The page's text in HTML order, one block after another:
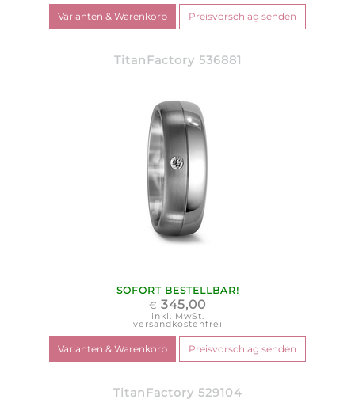
TitanFactory 536881
SOFORT BESTELLBAR!
€ 345,00
inkl. MwSt.
versandkostenfrei
TitanFactory 529104